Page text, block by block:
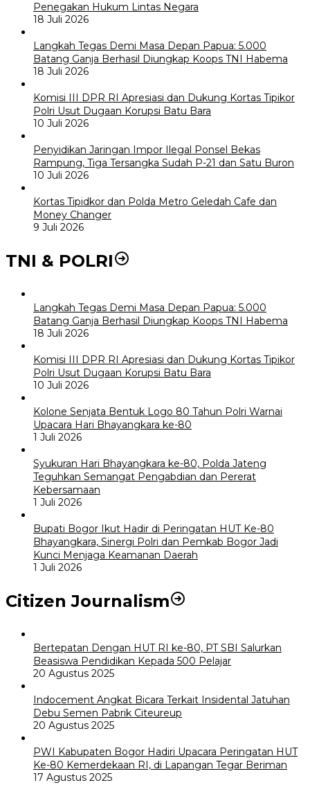
Penegakan Hukum Lintas Negara
18 Juli 2026
Langkah Tegas Demi Masa Depan Papua: 5.000
Batang Ganja Berhasil Diungkap Koops TNI Habema
18 Juli 2026
Komisi III DPR RI Apresiasi dan Dukung Kortas Tipikor
Polri Usut Dugaan Korupsi Batu Bara
10 Juli 2026
Penyidikan Jaringan Impor Ilegal Ponsel Bekas
Rampung, Tiga Tersangka Sudah P-21 dan Satu Buron
10 Juli 2026
Kortas Tipidkor dan Polda Metro Geledah Cafe dan
Money Changer
9 Juli 2026
TNI & POLRI
Langkah Tegas Demi Masa Depan Papua: 5.000
Batang Ganja Berhasil Diungkap Koops TNI Habema
18 Juli 2026
Komisi III DPR RI Apresiasi dan Dukung Kortas Tipikor
Polri Usut Dugaan Korupsi Batu Bara
10 Juli 2026
Kolone Senjata Bentuk Logo 80 Tahun Polri Warnai
Upacara Hari Bhayangkara ke-80
1 Juli 2026
Syukuran Hari Bhayangkara ke-80, Polda Jateng
Teguhkan Semangat Pengabdian dan Pererat
Kebersamaan
1 Juli 2026
Bupati Bogor Ikut Hadir di Peringatan HUT Ke-80
Bhayangkara, Sinergi Polri dan Pemkab Bogor Jadi
Kunci Menjaga Keamanan Daerah
1 Juli 2026
Citizen Journalism
Bertepatan Dengan HUT RI ke-80, PT SBI Salurkan
Beasiswa Pendidikan Kepada 500 Pelajar
20 Agustus 2025
Indocement Angkat Bicara Terkait Insidental Jatuhan
Debu Semen Pabrik Citeureup
20 Agustus 2025
PWI Kabupaten Bogor Hadiri Upacara Peringatan HUT
Ke-80 Kemerdekaan RI, di Lapangan Tegar Beriman
17 Agustus 2025